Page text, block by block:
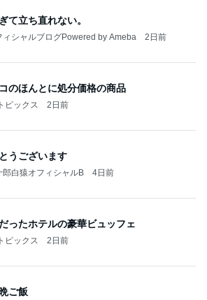
て立ち直れない。
ィシャルブログPowered by Ameba 2日前
のほんとに処分価格の商品
ピックス 2日前
うございます
郎白猿オフィシャルB 4日前
ったホテルの豪華ビュッフェ
ピックス 2日前
ご飯